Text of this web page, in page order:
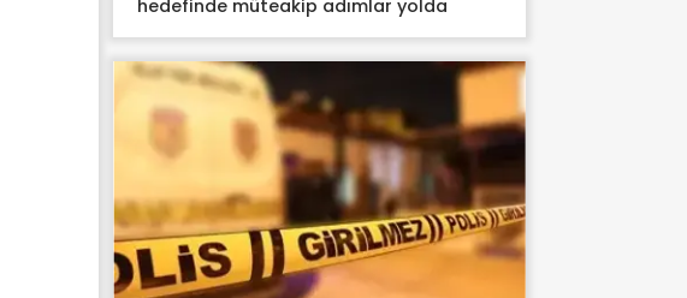
hedefinde müteakip adımlar yolda